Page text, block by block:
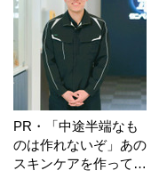
PR・「中途半端なも
のは作れないぞ」あの
スキンケアを作ってい